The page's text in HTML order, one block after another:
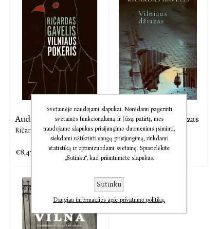
Audio Vilniaus pokeris
Ričardas Gavelis
€8,47 €10,58
Audio Vilniaus džiazas
Ričardas Gavelis
€11,56 €14,44
Svetainėje naudojami slapukai. Norėdami pagerinti
svetainės funkcionalumą ir Jūsų patirtį, mes
naudojame slapukus prisijungimo duomenims įsiminti,
siekdami užtikrinti saugų prisijungimą, rinkdami
statistiką ir optimizuodami svetainę. Spustelėkite
„Sutinku“, kad priimtumėte slapukus.
Sutinku
Daugiau informacijos apie privatumo politiką.